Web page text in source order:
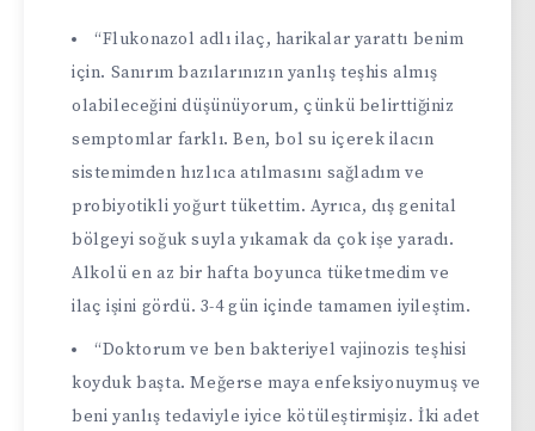
“Flukonazol adlı ilaç, harikalar yarattı benim
için. Sanırım bazılarınızın yanlış teşhis almış
olabileceğini düşünüyorum, çünkü belirttiğiniz
semptomlar farklı. Ben, bol su içerek ilacın
sistemimden hızlıca atılmasını sağladım ve
probiyotikli yoğurt tükettim. Ayrıca, dış genital
bölgeyi soğuk suyla yıkamak da çok işe yaradı.
Alkolü en az bir hafta boyunca tüketmedim ve
ilaç işini gördü. 3-4 gün içinde tamamen iyileştim.
“Doktorum ve ben bakteriyel vajinozis teşhisi
koyduk başta. Meğerse maya enfeksiyonuymuş ve
beni yanlış tedaviyle iyice kötüleştirmişiz. İki adet